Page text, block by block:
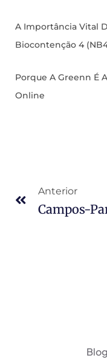
A Importância Vital
Biocontenção 4
Porque A Greenn É
Online
Anterior